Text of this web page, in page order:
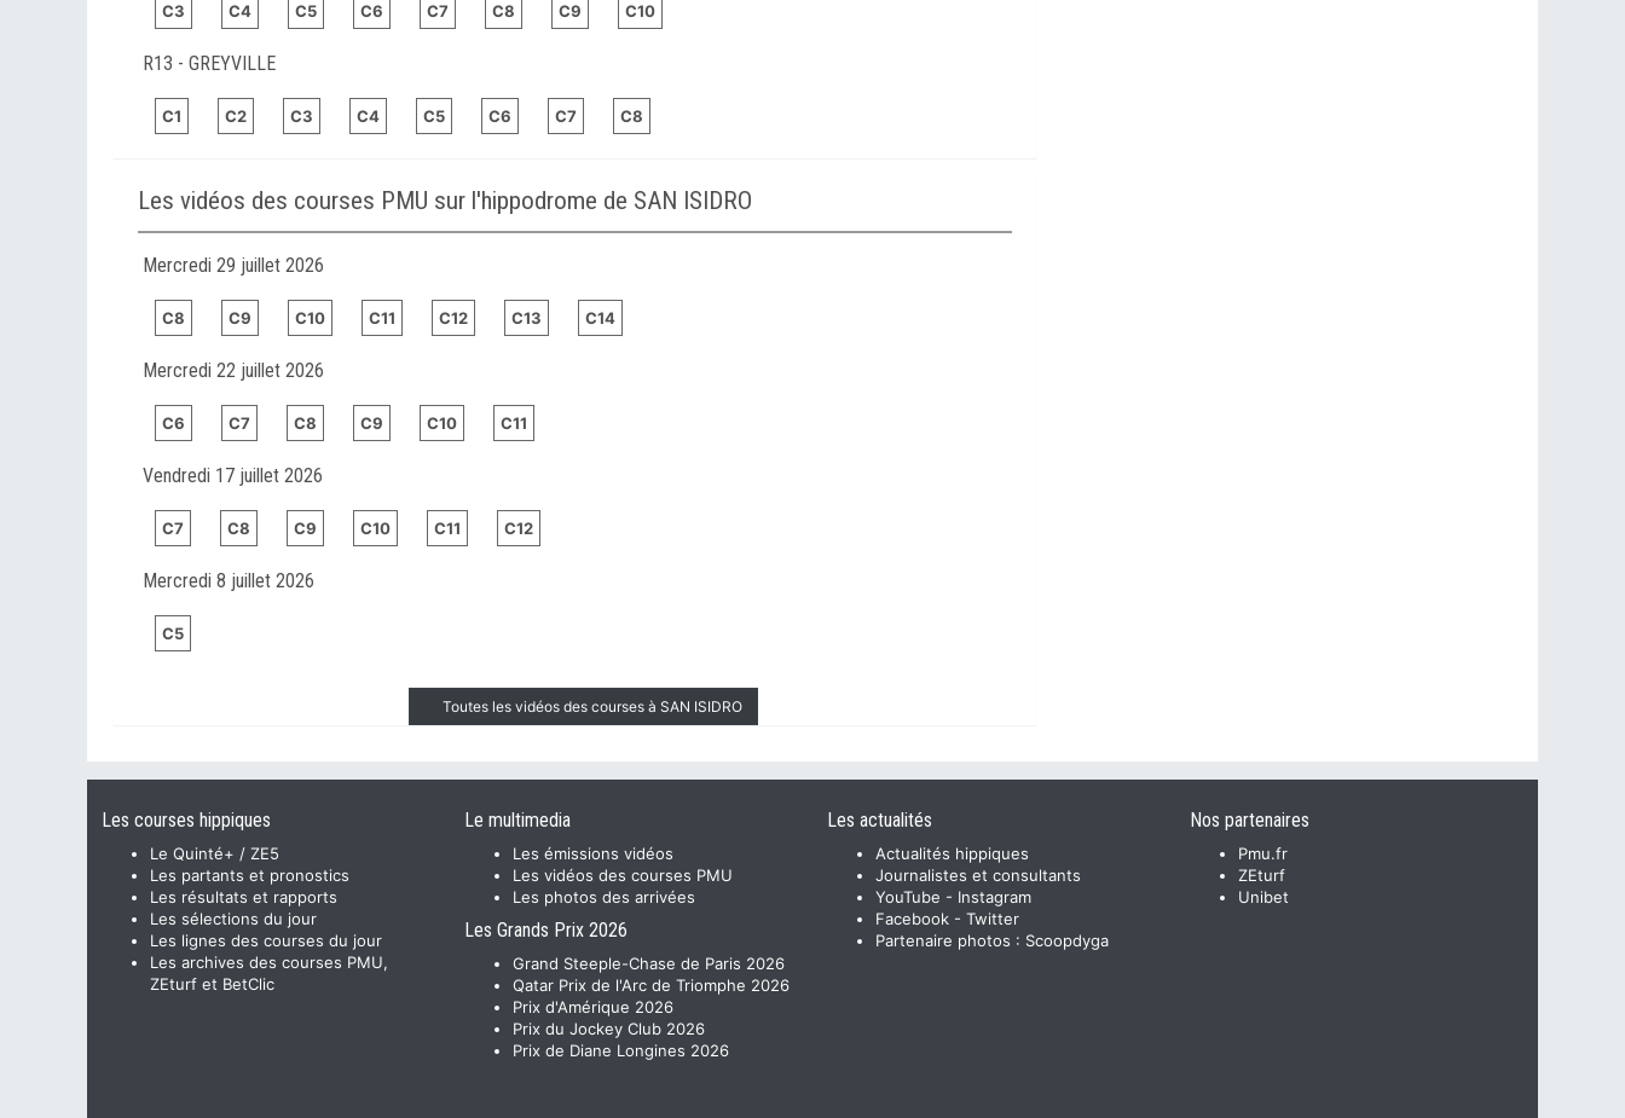
C3 C4 C5 C6 C7 C8 C9 C10
R13 - GREYVILLE
C1 C2 C3 C4 C5 C6 C7 C8
Les vidéos des courses PMU sur l'hippodrome de SAN ISIDRO
Mercredi 29 juillet 2026
C8 C9 C10 C11 C12 C13 C14
Mercredi 22 juillet 2026
C6 C7 C8 C9 C10 C11
Vendredi 17 juillet 2026
C7 C8 C9 C10 C11 C12
Mercredi 8 juillet 2026
C5
Toutes les vidéos des courses à SAN ISIDRO
Les courses hippiques
Le Quinté+ / ZE5
Les partants et pronostics
Les résultats et rapports
Les sélections du jour
Les lignes des courses du jour
Les archives des courses PMU,
ZEturf et BetClic
Le multimedia
Les émissions vidéos
Les vidéos des courses PMU
Les photos des arrivées
Les Grands Prix 2026
Grand Steeple-Chase de Paris 2026
Qatar Prix de l'Arc de Triomphe 2026
Prix d'Amérique 2026
Prix du Jockey Club 2026
Prix de Diane Longines 2026
Les actualités
Actualités hippiques
Journalistes et consultants
YouTube - Instagram
Facebook - Twitter
Partenaire photos : Scoopdyga
Nos partenaires
Pmu.fr
ZEturf
Unibet